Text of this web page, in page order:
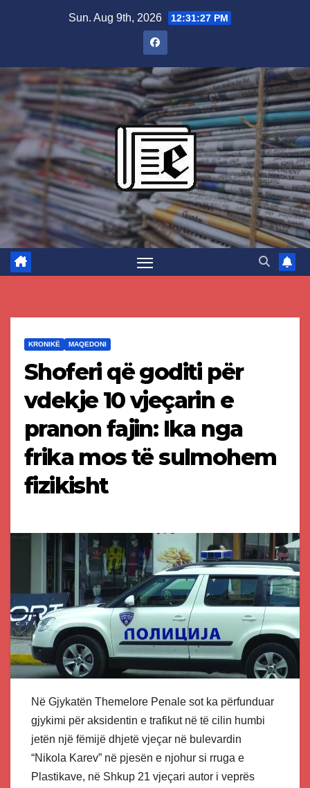
Sun. Aug 9th, 2026 12:31:28 PM
KRONIKË MAQEDONI
Shoferi që goditi për
vdekje 10 vjeçarin e
pranon fajin: Ika nga
frika mos të sulmohem
fizikisht
Në Gjykatën Themelore Penale sot ka përfunduar
gjykimi për aksidentin e trafikut në të cilin humbi
jetën një fëmijë dhjetë vjeçar në bulevardin
“Nikola Karev” në pjesën e njohur si rruga e
Plastikave, në Shkup 21 vjeçari autor i veprës